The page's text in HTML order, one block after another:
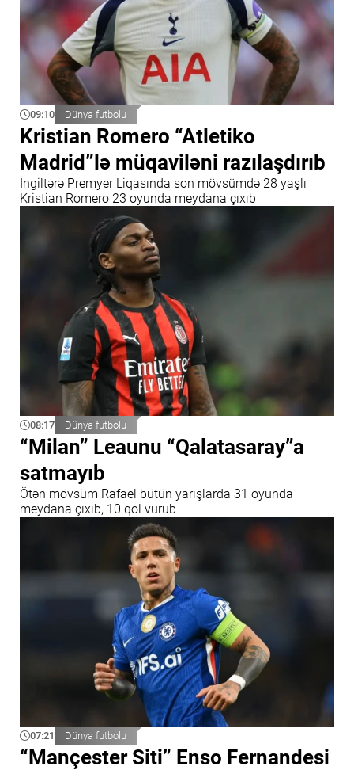
09:10 Dünya futbolu
Kristian Romero “Atletiko
Madrid”lə müqaviləni razılaşdırıb
İngiltərə Premyer Liqasında son mövsümdə 28 yaşlı
Kristian Romero 23 oyunda meydana çıxıb
08:17 Dünya futbolu
“Milan” Leaunu “Qalatasaray”a
satmayıb
Ötən mövsüm Rafael bütün yarışlarda 31 oyunda
meydana çıxıb, 10 qol vurub
07:21 Dünya futbolu
“Mançester Siti” Enso Fernandesi